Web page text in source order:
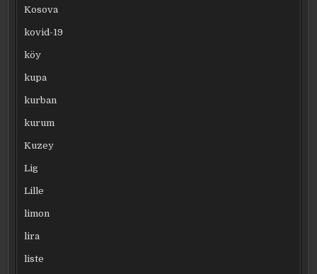
Kosova
kovid-19
köy
kupa
kurban
kurum
Kuzey
Lig
Lille
limon
lira
liste